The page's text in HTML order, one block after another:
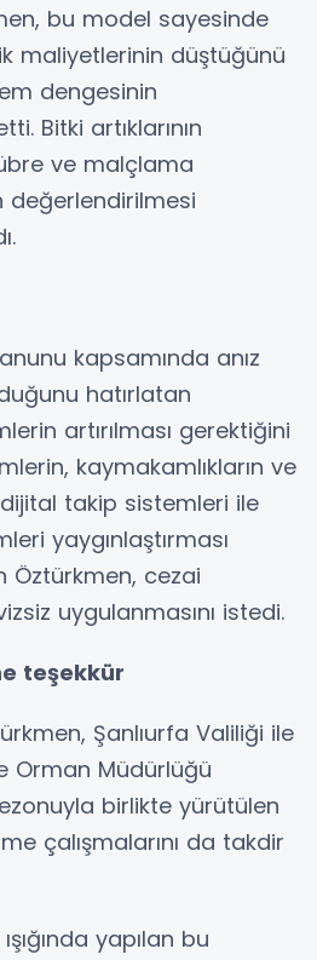
bu model sayesinde
maliyetlerinin düştüğünü
dengesinin
Bitki artıklarının
ve malçlama
değerlendirilmesi
kapsamında anız
hatırlatan
artırılması gerektiğini
kaymakamlıkların ve
takip sistemleri ile
yaygınlaştırması
Öztürkmen, cezai
uygulanmasını istedi.
teşekkür
Şanlıurfa Valiliği ile
Orman Müdürlüğü
birlikte yürütülen
çalışmalarını da takdir
yapılan bu